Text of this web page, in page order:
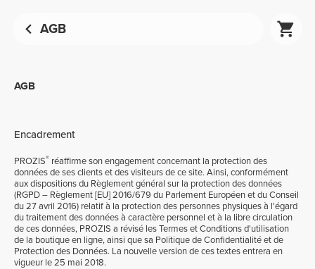
AGB
AGB
Encadrement
PROZIS® réaffirme son engagement concernant la protection des
données de ses clients et des visiteurs de ce site. Ainsi, conformément
aux dispositions du Règlement général sur la protection des données
(RGPD – Règlement [EU] 2016/679 du Parlement Européen et du Conseil
du 27 avril 2016) relatif à la protection des personnes physiques à l'égard
du traitement des données à caractère personnel et à la libre circulation
de ces données, PROZIS a révisé les Termes et Conditions d'utilisation
de la boutique en ligne, ainsi que sa Politique de Confidentialité et de
Protection des Données. La nouvelle version de ces textes entrera en
vigueur le 25 mai 2018.